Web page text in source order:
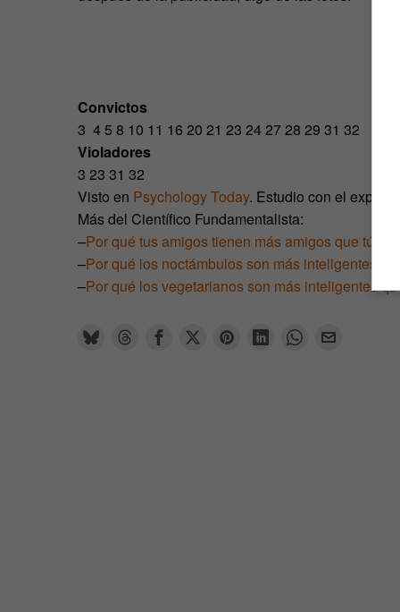
Convictos
3 4 5 8 10 11 16 20 21 23 24 27 28 29 31 32
Violadores
3 23 31 32
Visto en Psychology Today. Estudio con el
Más del Científico Fundamentalista:
–Por qué tus amigos tienen más amigos que tú (y
–Por qué los noctámbulos son más inteligentes
–Por qué los vegetarianos son más inteligentes